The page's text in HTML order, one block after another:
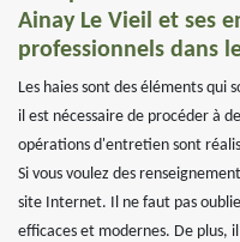
Ainay Le Vieil et ses
professionnels dans
Les haies sont des éléments qui
il est nécessaire de procéder à
opérations d'entretien sont
Si vous voulez des
site Internet. Il ne faut pas
efficaces et modernes. De plus,